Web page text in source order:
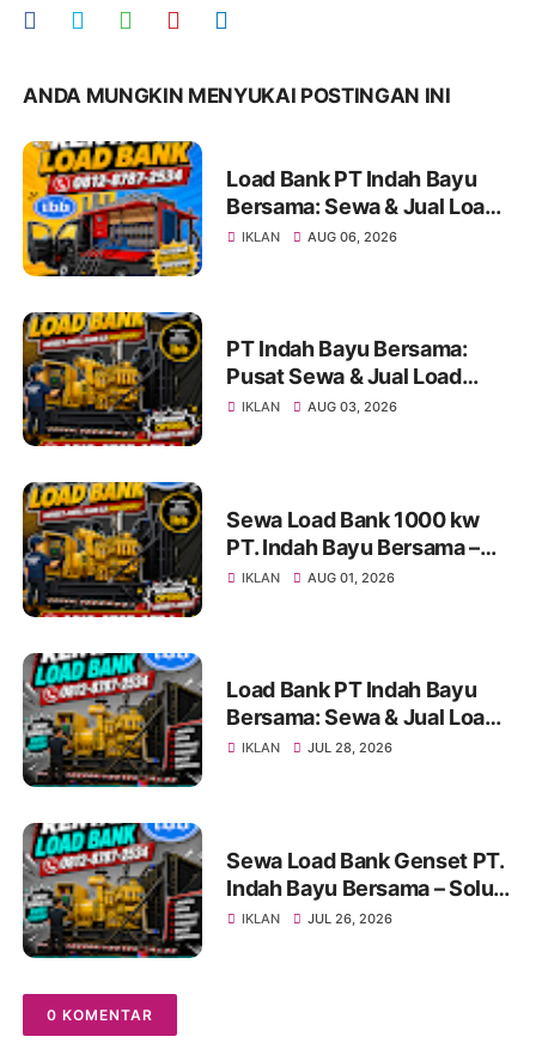
ANDA MUNGKIN MENYUKAI POSTINGAN INI
Load Bank PT Indah Bayu
Bersama: Sewa & Jual Load
Bank Terpercaya Jakarta |
IKLAN AUG 06, 2026
PT Indah Bayu Bersama:
Pusat Sewa & Jual Load
Bank Andal untuk Pengujian
IKLAN AUG 03, 2026
Sewa Load Bank 1000 kw
PT. Indah Bayu Bersama –
Solusi Profesional Pengujian
IKLAN AUG 01, 2026
Load Bank PT Indah Bayu
Bersama: Sewa & Jual Load
Bank Terpercaya
IKLAN JUL 28, 2026
Sewa Load Bank Genset PT.
Indah Bayu Bersama – Solusi
Profesional untuk Pengujian
IKLAN JUL 26, 2026
0 KOMENTAR